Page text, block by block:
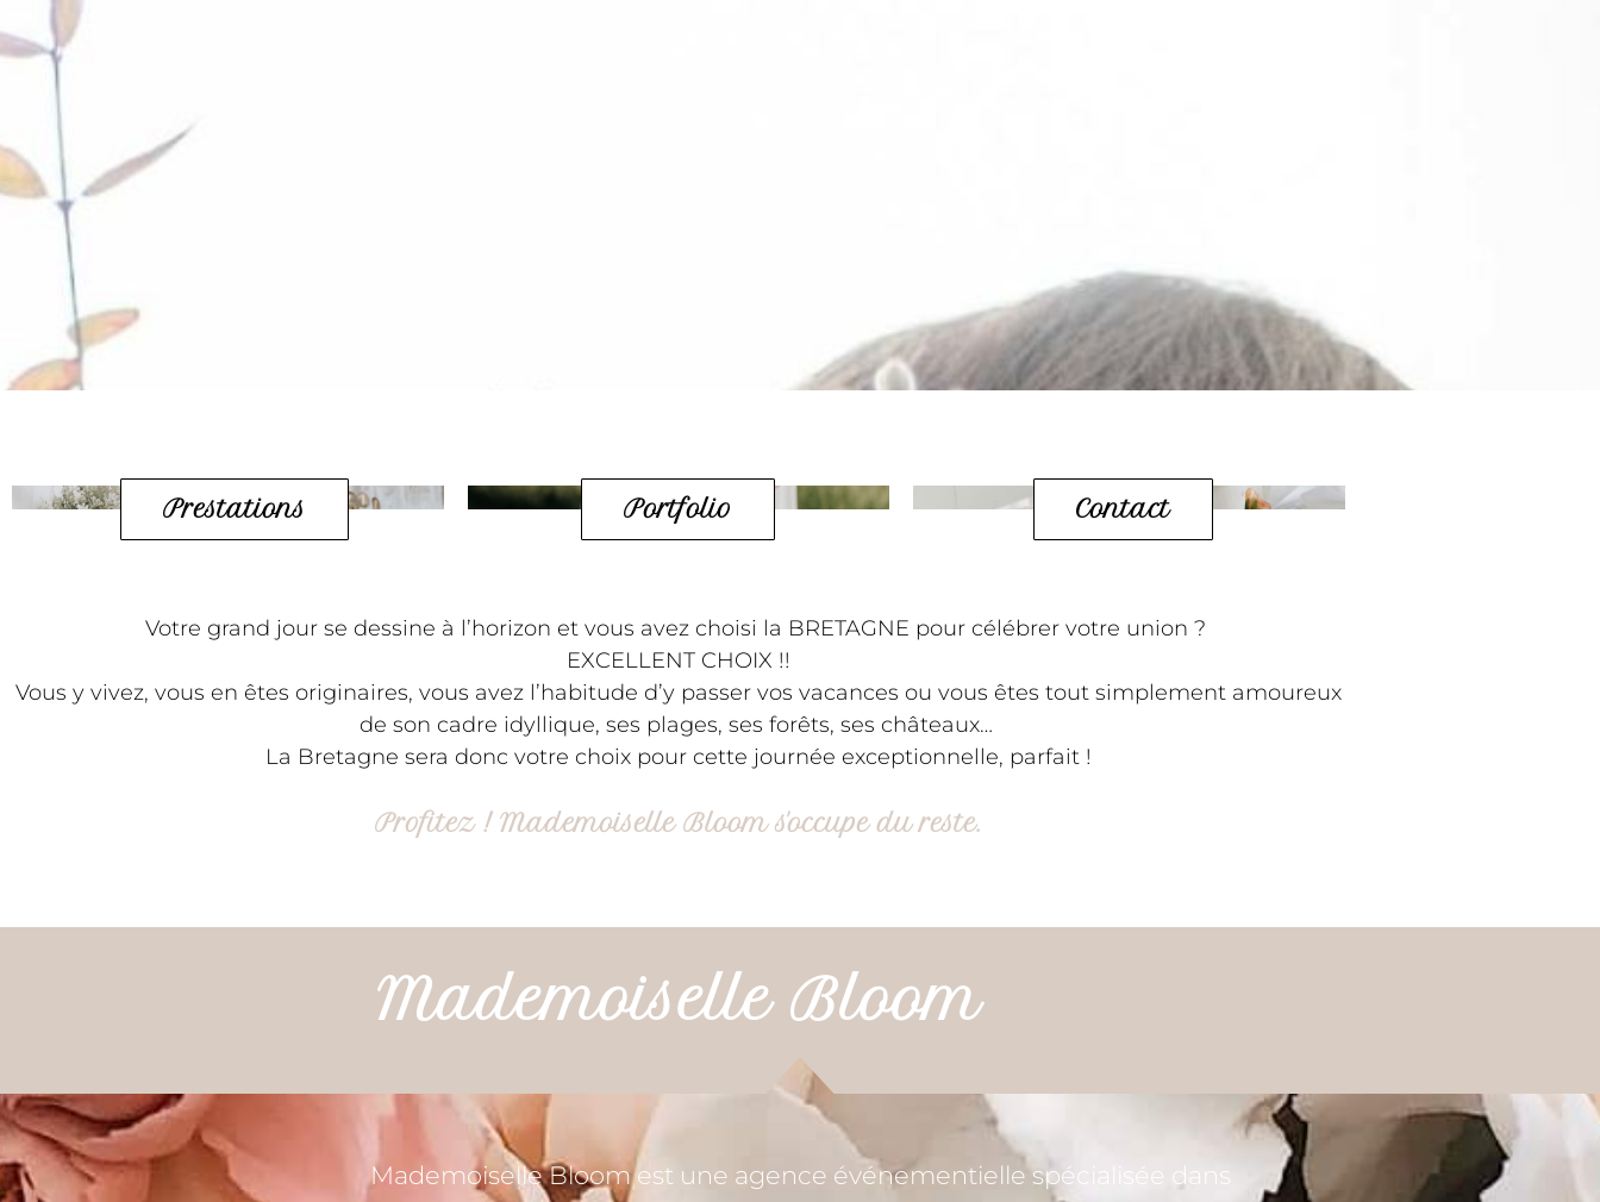
Prestations Portfolio Contact
Votre grand jour se dessine à l’horizon et vous avez choisi la BRETAGNE pour célébrer votre union ?
EXCELLENT CHOIX !!
Vous y vivez, vous en êtes originaires, vous avez l’habitude d’y passer vos vacances ou vous êtes tout simplement amoureux
de son cadre idyllique, ses plages, ses forêts, ses châteaux…
La Bretagne sera donc votre choix pour cette journée exceptionnelle, parfait !
Profitez ! Mademoiselle Bloom s'occupe du reste.
Mademoiselle Bloom
Mademoiselle Bloom est une agence événementielle spécialisée dans